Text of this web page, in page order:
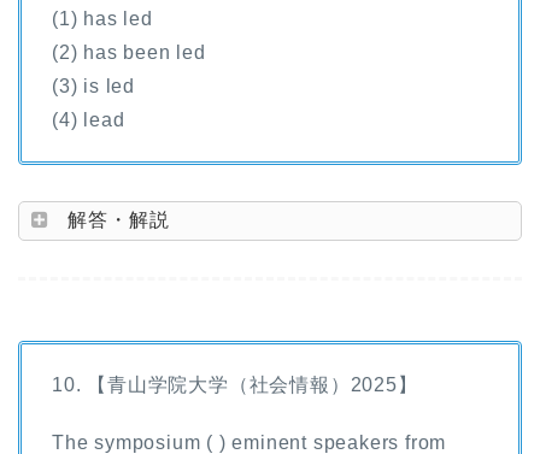
(1) has led
(2) has been led
(3) is led
(4) lead
解答・解説
10. 【青山学院大学（社会情報）2025】
The symposium ( ) eminent speakers from